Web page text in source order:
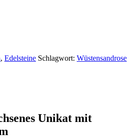
, Edelsteine Schlagwort: Wüstensandrose
Unikat mit